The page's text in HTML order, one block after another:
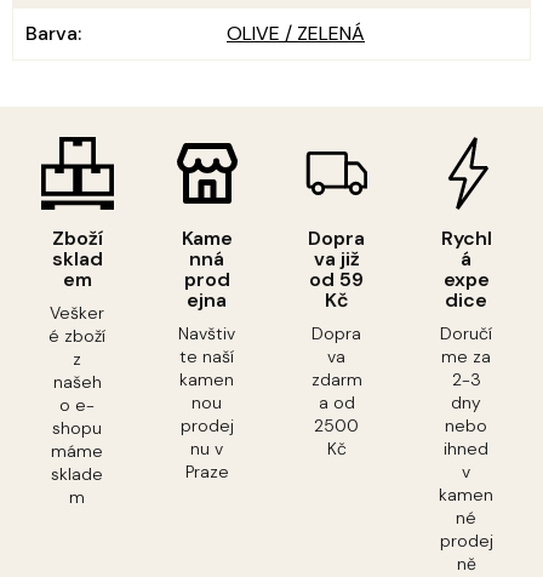
Zboží
sklad
em
Vešker
é zboží
z
našeh
o e-
shopu
máme
sklade
m
Kame
nná
prod
ejna
Navštiv
te naší
kamen
nou
prodej
nu v
Praze
Dopra
va již
od 59
Kč
Dopra
va
zdarm
a od
2500
Kč
Rychl
á
expe
dice
Doručí
me za
2-3
dny
nebo
ihned
v
kamen
né
prodej
ně
Barva: OLIVE / ZELENÁ